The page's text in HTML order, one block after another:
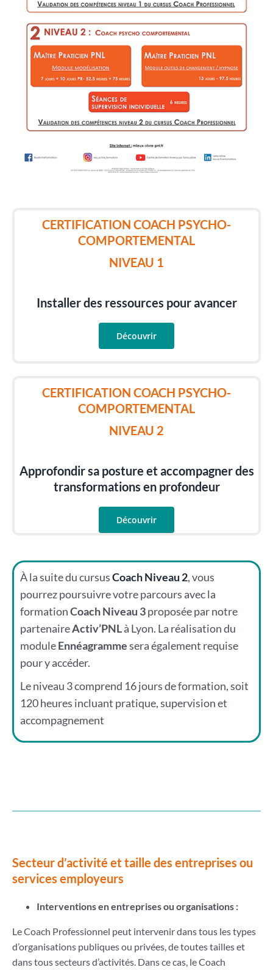
CERTIFICATION COACH PSYCHO-
COMPORTEMENTAL
NIVEAU 1
Installer des ressources pour avancer
Découvrir
CERTIFICATION COACH PSYCHO-
COMPORTEMENTAL
NIVEAU 2
Approfondir sa posture et accompagner des
transformations en profondeur
Découvrir
À la suite du cursusCoach Niveau 2, vous
pourrez poursuivre votre parcours avec la
formationCoach Niveau 3proposée par notre
partenaireActiv’PNLà Lyon. La réalisation du
moduleEnnéagrammesera également requise
pour y accéder.
Le niveau 3 comprend 16 jours de formation, soit
120 heures incluant pratique, supervision et
accompagnement
Secteur d’activité et taille des entreprises ou
services employeurs
Interventions en entreprises ou organisations :
Le Coach Professionnel peut intervenir dans tous les types
d’organisations publiques ou privées, de toutes tailles et
dans tous secteurs d’activités. Dans ce cas, le Coach